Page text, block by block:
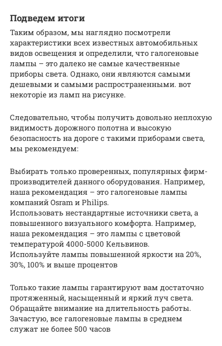
Подведем итоги
Таким образом, мы наглядно посмотрели
характеристики всех известных автомобильных
видов освещения и определили, что галогеновые
лампы – это далеко не самые качественные
приборы света. Однако, они являются самыми
дешевыми и самыми распространенными. вот
некоторіе из ламп на рисунке.
Следовательно, чтобы получить довольно неплохую
видимость дорожного полотна и высокую
безопасность на дороге с такими приборами света,
мы рекомендуем:
Выбирать только проверенных, популярных фирм-
производителей данного оборудования. Например,
наша рекомендация – это галогеновые лампы
компаний Osram и Philips.
Использовать нестандартные источники света, а
повышенного визуального комфорта. Например,
наша рекомендация – это лампы с цветовой
температурой 4000-5000 Кельвинов.
Используйте лампы повышенной яркости на 20%,
30%, 100% и выше процентов
Только такие лампы гарантируют вам достаточно
протяженный, насыщенный и яркий луч света.
Обращайте внимание на длительность работы.
Зачастую, все галогеновые лампы в среднем
служат не более 500 часов